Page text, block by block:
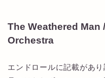
The Weathered Man
Orchestra
エンドロールに記載があ